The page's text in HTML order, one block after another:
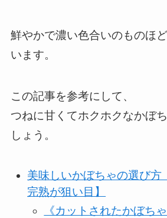
鮮やかで濃い色合いのものほ
います。
この記事を参考にして、
つねに甘くてホクホクなかぼ
しょう。
美味しいかぼちゃの選び方
完熟が狙い目】
《カットされたかぼち